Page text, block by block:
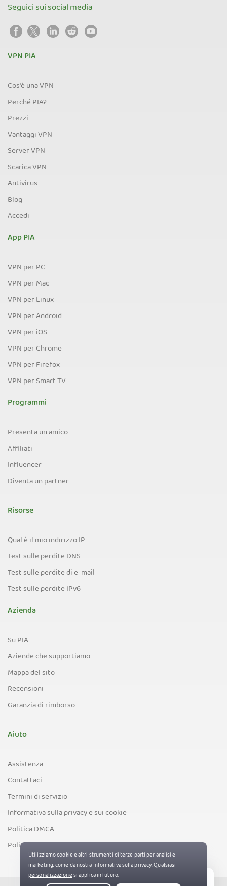
Seguici sui social media
VPN PIA
Cos'è una VPN
Perché PIA?
Prezzi
Vantaggi VPN
Server VPN
Scarica VPN
Antivirus
Blog
Accedi
App PIA
VPN per PC
VPN per Mac
VPN per Linux
VPN per Android
VPN per iOS
VPN per Chrome
VPN per Firefox
VPN per Smart TV
Programmi
Presenta un amico
Affiliati
Influencer
Diventa un partner
Risorse
Qual è il mio indirizzo IP
Test sulle perdite DNS
Test sulle perdite di e-mail
Test sulle perdite IPv6
Azienda
Su PIA
Aziende che supportiamo
Mappa del sito
Recensioni
Garanzia di rimborso
Aiuto
Assistenza
Contattaci
Termini di servizio
Informativa sulla privacy e sui cookie
Politica DMCA
Politica di controllo delle esportazioni